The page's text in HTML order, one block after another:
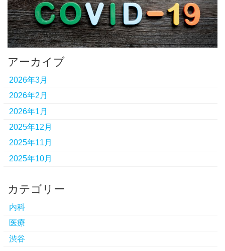
アーカイブ
2026年3月
2026年2月
2026年1月
2025年12月
2025年11月
2025年10月
カテゴリー
内科
医療
渋谷